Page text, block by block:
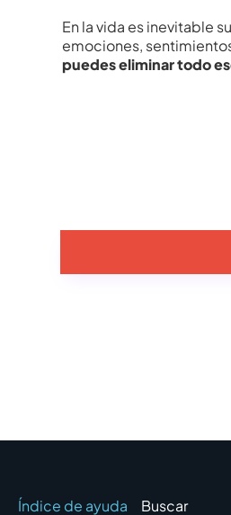
En la vida es inevitable
emociones,
puedes eliminar todo
Índice de ayuda
Buscar